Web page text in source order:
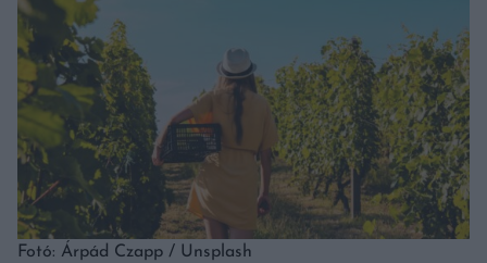
Fotó: Árpád Czapp / Unsplash